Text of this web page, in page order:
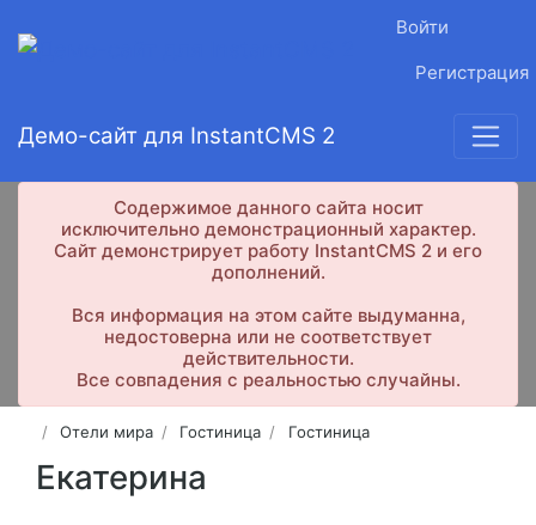
Войти
Регистрация
Демо-сайт для InstantCMS 2
Содержимое данного сайта носит
исключительно демонстрационный характер.
Сайт демонстрирует работу InstantCMS 2 и его
дополнений.
Вся информация на этом сайте выдуманна,
недостоверна или не соответствует
действительности.
Все совпадения с реальностью случайны.
Отели мира Гостиница Гостиница
Екатерина